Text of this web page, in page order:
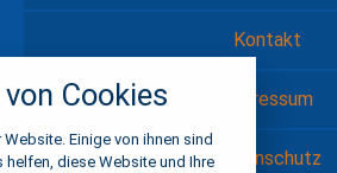
Kontakt
Impressum
Datenschutz
Cookies
Einige von ihnen sind
diese Website und Ihre
alle verwendeten Cookies und
zu blockieren.